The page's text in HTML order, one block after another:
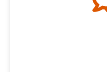
inspirációt
végzünk, hogy